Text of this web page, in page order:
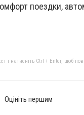
поездки,
і натисніть Ctrl + Enter, щоб
Оцініть першим